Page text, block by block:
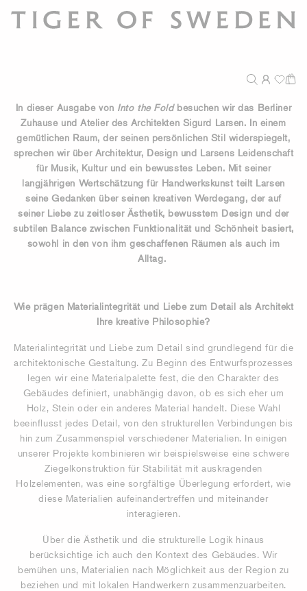
In dieser Ausgabe von Into the Foldbesuchen wir das Berliner
Zuhause und Atelier des Architekten Sigurd Larsen. In einem
gemütlichen Raum, der seinen persönlichen Stil widerspiegelt,
sprechen wir über Architektur, Design und Larsens Leidenschaft
für Musik, Kultur und ein bewusstes Leben. Mit seiner
langjährigen Wertschätzung für Handwerkskunst teilt Larsen
seine Gedanken über seinen kreativen Werdegang, der auf
seiner Liebe zu zeitloser Ästhetik, bewusstem Design und der
subtilen Balance zwischen Funktionalität und Schönheit basiert,
sowohl in den von ihm geschaffenen Räumen als auch im
Alltag.
Wie prägen Materialintegrität und Liebe zum Detail als Architekt
Ihre kreative Philosophie?
Materialintegrität und Liebe zum Detail sind grundlegend für die
architektonische Gestaltung. Zu Beginn des Entwurfsprozesses
legen wir eine Materialpalette fest, die den Charakter des
Gebäudes definiert, unabhängig davon, ob es sich eher um
Holz, Stein oder ein anderes Material handelt. Diese Wahl
beeinflusst jedes Detail, von den strukturellen Verbindungen bis
hin zum Zusammenspiel verschiedener Materialien. In einigen
unserer Projekte kombinieren wir beispielsweise eine schwere
Ziegelkonstruktion für Stabilität mit auskragenden
Holzelementen, was eine sorgfältige Überlegung erfordert, wie
diese Materialien aufeinandertreffen und miteinander
interagieren.
Über die Ästhetik und die strukturelle Logik hinaus
berücksichtige ich auch den Kontext des Gebäudes. Wir
bemühen uns, Materialien nach Möglichkeit aus der Region zu
beziehen und mit lokalen Handwerkern zusammenzuarbeiten.